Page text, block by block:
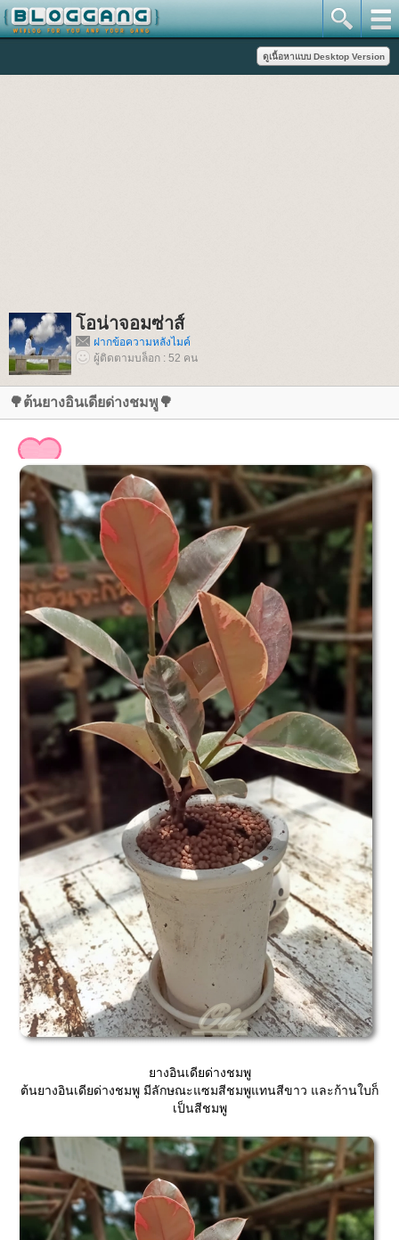
อน่าจอมซ่าส์
ฝากข้อความหลังไมค์
ผู้ติดตามบล็อก : 52 คน
🌳ต้นยางอินเดียด่างชมพู🌳
างอินเดียด่างชมพู
ต้นยางอินเดียด่างชมพู มีลักษณะแซมสีชมพูแทนสีขาว และก้านใบก็
เป็นสีชมพู